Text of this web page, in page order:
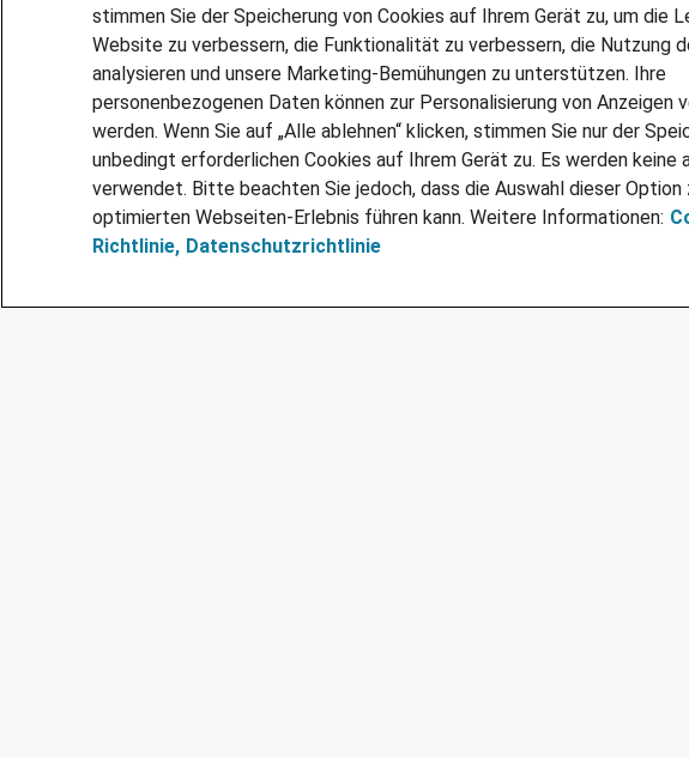
stimmen Sie der Speicherung von Cookies auf Ihrem Gerät zu, um die
Website zu verbessern, die Funktionalität zu verbessern, die Nutzung
analysieren und unsere Marketing-Bemühungen zu unterstützen. Ihre
personenbezogenen Daten können zur Personalisierung von Anzeigen
werden. Wenn Sie auf „Alle ablehnen“ klicken, stimmen Sie nur der
unbedingt erforderlichen Cookies auf Ihrem Gerät zu. Es werden keine
verwendet. Bitte beachten Sie jedoch, dass die Auswahl dieser Option
optimierten Webseiten-Erlebnis führen kann. Weitere Informationen:
Richtlinie, Datenschutzrichtlinie